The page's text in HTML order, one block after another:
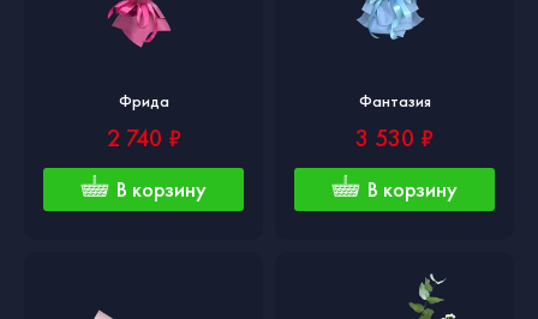
Фрида
2 740 ₽
В корзину
Фантазия
3 530 ₽
В корзину